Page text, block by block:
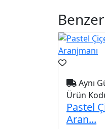
Aynı
Ürün
Pastel
Aran...